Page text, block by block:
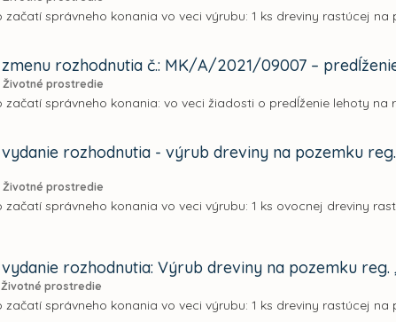
správneho konania vo veci výrubu: 1 ks dreviny rastúcej na
rozhodnutia č.: MK/A/2021/09007 –
Životné prostredie
začatí správneho konania: vo veci žiadosti o predĺženie lehoty na
rozhodnutia - výrub dreviny na pozemku
Životné prostredie
začatí správneho konania vo veci výrubu: 1 ks ovocnej dreviny
rozhodnutia: Výrub dreviny na pozemku reg.
Životné prostredie
správneho konania vo veci výrubu: 1 ks dreviny rastúcej na